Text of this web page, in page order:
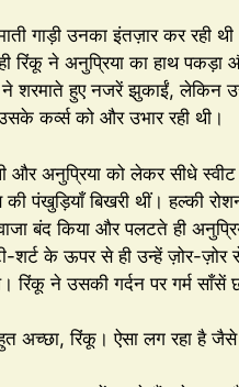
गाड़ी उनका इंतज़ार कर रही
रिंकू ने अनुप्रिया का हाथ पकड़ा
शरमाते हुए नजरें झुकाईं, लेकिन
कर्व्स को और उभार रही थी।
और अनुप्रिया को लेकर सीधे
पंखुड़ियाँ बिखरी थीं। हल्की
बंद किया और पलटते ही
शर्ट के ऊपर से ही उन्हें ज़ोर-ज़ोर
ने उसकी गर्दन पर गर्म साँसें
अच्छा, रिंकू। ऐसा लग रहा है